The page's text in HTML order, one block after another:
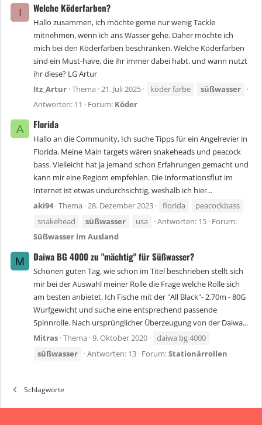
I Welche Köderfarben?
Hallo zusammen, ich möchte gerne nur wenig Tackle
mitnehmen, wenn ich ans Wasser gehe. Daher möchte ich
mich bei den Köderfarben beschränken. Welche Köderfarben
sind ein Must-have, die ihr immer dabei habt, und wann nutzt
ihr diese? LG Artur
Itz_Artur Thema 21. Juli 2025 köder farbe
süßwasser
Antworten: 11
Forum: Köder
A Florida
Hallo an die Community, Ich suche Tipps für ein Angelrevier in
Florida. Meine Main targets wären snakeheads und peacock
bass. Vielleicht hat ja jemand schon Erfahrungen gemacht und
kann mir eine Regiom empfehlen. Die Informationsflut im
Internet ist etwas undurchsichtig, weshalb ich hier...
aki94 Thema 28. Dezember 2023 florida
peacockbass
snakehead
süßwasser usa Antworten: 15 Forum:
Süßwasser im Ausland
M Daiwa BG 4000 zu "mächtig" für Süßwasser?
Schönen guten Tag, wie schon im Titel beschrieben stellt sich
mir bei der Auswahl meiner Rolle die Frage welche Rolle sich
am besten anbietet. Ich Fische mit der "All Black"- 2,70m - 80G
Wurfgewicht und suche eine entsprechend passende
Spinnrolle. Nach ursprünglicher Überzeugung von der Daiwa...
Mitras Thema 9. Oktober 2020
daiwa bg 4000
süßwasser
Antworten: 13 Forum:Stationärrollen
Schlagworte